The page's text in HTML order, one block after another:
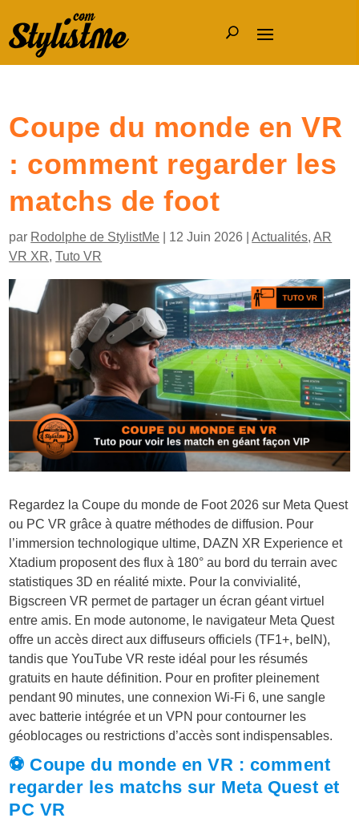
Coupe du monde en VR
: comment regarder les
matchs de foot
par Rodolphe de StylistMe 12 Juin 2026 |Actualités,AR
VR XR,Tuto VR
Regardez la Coupe du monde de Foot 2026 sur Meta Quest
ou PC VR grâce à quatre méthodes de diffusion. Pour
l’immersion technologique ultime, DAZN XR Experience et
Xtadium proposent des flux à 180° au bord du terrain avec
statistiques 3D en réalité mixte. Pour la convivialité,
Bigscreen VR permet de partager un écran géant virtuel
entre amis. En mode autonome, le navigateur Meta Quest
offre un accès direct aux diffuseurs officiels (TF1+, beIN),
tandis queYouTube VR reste idéal pour les résumés
gratuits en haute définition. Pour en profiter pleinement
pendant 90 minutes, une connexion Wi-Fi 6, une sangle
avec batterie intégrée et un VPN pour contourner les
géoblocages ou restrictions d’accès sont indispensables.
⚽ Coupe du monde en VR : comment
regarder les matchs sur Meta Quest et
PC VR